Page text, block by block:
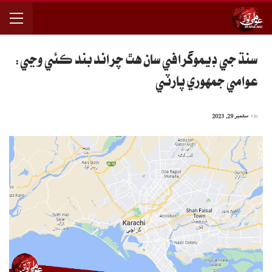
سنڌ جي ڊيموگرافي سان هٿ چراند بند ڪئي وڃي:
عوامي جمهوري پارٽي